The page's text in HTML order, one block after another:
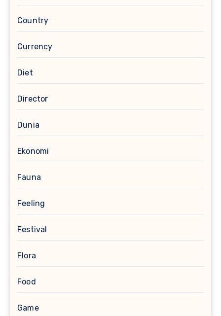
Country
Currency
Diet
Director
Dunia
Ekonomi
Fauna
Feeling
Festival
Flora
Food
Game